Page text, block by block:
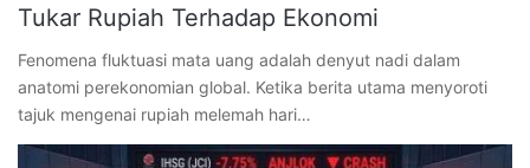
Tukar Rupiah Terhadap Ekonomi
Fenomena fluktuasi mata uang adalah denyut nadi dalam
anatomi perekonomian global. Ketika berita utama menyoroti
tajuk mengenai rupiah melemah hari…